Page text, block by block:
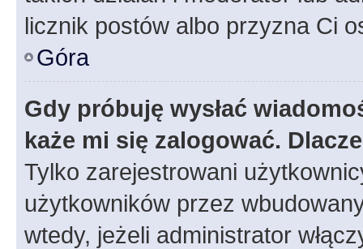
licznik postów albo przyzna Ci
Góra
Gdy próbuję wysłać
każe mi się zalogować.
Tylko zarejestrowani
użytkowników przez
wtedy, jeżeli administrator